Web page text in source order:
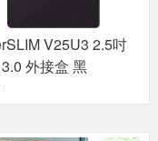
V25U3 2.5吋
外接盒 黑